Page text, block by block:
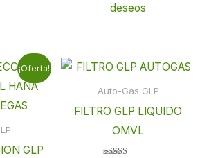
deseos
¡Oferta!
GLP
€.
El
precio
actual
es:
120,00 €.
Auto-Gas GLP
FILTRO GLP LIQUIDO
OMVL